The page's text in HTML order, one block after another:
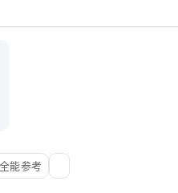
全能参考